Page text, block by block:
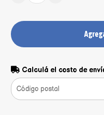
Calculá el costo de